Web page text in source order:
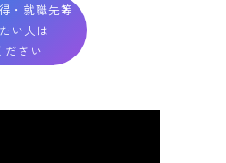
・就職先等
い人は
ださい